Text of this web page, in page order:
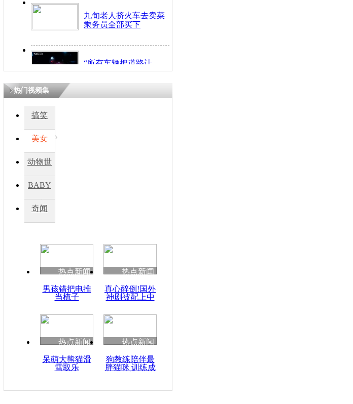
九旬老人挤火车去卖菜
乘务员全部买下
“所有车辆把道路让
开！”儿童突发疾病交
因
度苗族花山节
魂
热门视频集
搞笑
美女
动物世
BABY
秀
奇闻
热点新闻
男孩错把电推
当梳子
热点新闻
真心醉倒!国外
神剧被配上中
热点新闻
呆萌大熊猫滑
雪取乐
热点新闻
狗教练陪伴最
胖猫咪 训练成